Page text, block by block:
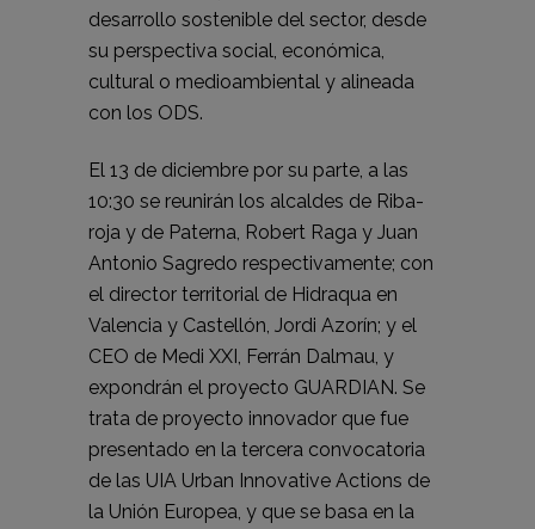
desarrollo sostenible del sector, desde
su perspectiva social, económica,
cultural o medioambiental y alineada
con los ODS.
El 13 de diciembre por su parte, a las
10:30 se reunirán los alcaldes de Riba-
roja y de Paterna, Robert Raga y Juan
Antonio Sagredo respectivamente; con
el director territorial de Hidraqua en
Valencia y Castellón, Jordi Azorín; y el
CEO de Medi XXI, Ferrán Dalmau, y
expondrán el proyecto GUARDIAN. Se
trata de proyecto innovador que fue
presentado en la tercera convocatoria
de las UIA Urban Innovative Actions de
la Unión Europea, y que se basa en la